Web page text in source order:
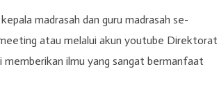
madrasah dan guru madrasah se-
atau melalui akun youtube Direktorat
memberikan ilmu yang sangat bermanfaat